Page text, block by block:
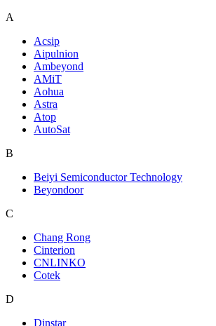
A
Acsip
Aipulnion
Ambeyond
AMiT
Aohua
Astra
Atop
AutoSat
B
Beiyi Semiconductor Technology
Beyondoor
C
Chang Rong
Cinterion
CNLINKO
Cotek
D
Dinstar